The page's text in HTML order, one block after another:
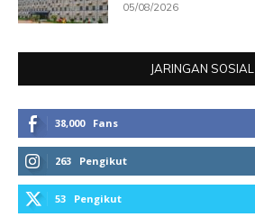
05/08/2026
JARINGAN SOSIAL
38,000 Fans
263 Pengikut
53 Pengikut